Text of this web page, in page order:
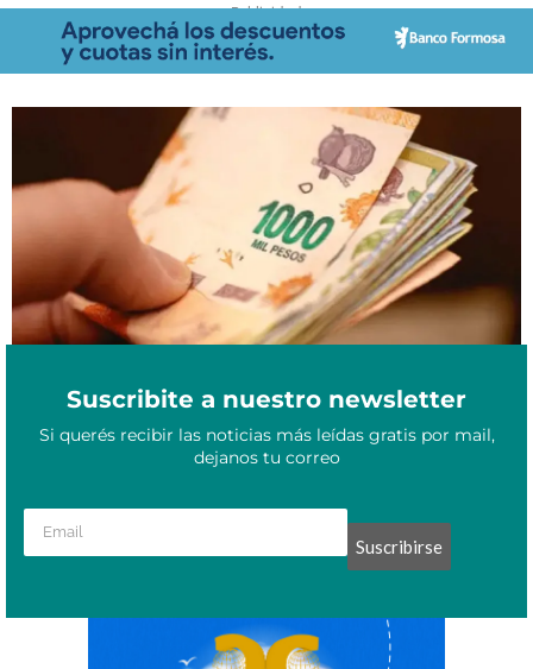
- Publicidad -
Aguinaldo 2026 en Chaco: ¿en qué mes se cobra y cómo es el
cálculo de cuánto se abona?
Suscribite a nuestro newsletter
Si querés recibir las noticias más leídas gratis por mail,
dejanos tu correo
Suscribirse